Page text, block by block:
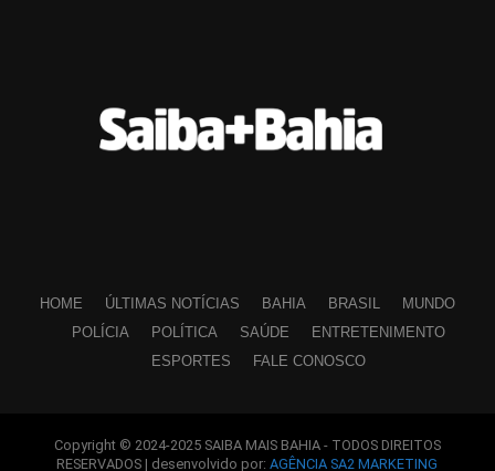
HOME ÚLTIMAS NOTÍCIAS BAHIA BRASIL
MUNDO
POLÍCIA
POLÍTICA SAÚDE
ENTRETENIMENTO
ESPORTES
FALE CONOSCO
Copyright © 2024-2025 SAIBA MAIS BAHIA - TODOS DIREITOS
RESERVADOS | desenvolvido por:AGÊNCIA SA2 MARKETING